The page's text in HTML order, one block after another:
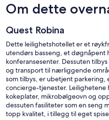
Om dette
Quest Robina
Dette leilighetshotellet er et
utendørs basseng, et døgnåpent
konferansesenter. Dessuten
og transport til nærliggende
som tilbys, er ubetjent parkering,
concierge-tjenester. Leilighetene
kokeplater, mikrobølgeovn og
dessuten fasiliteter som en seng
topp kvalitet, i tillegg til eget